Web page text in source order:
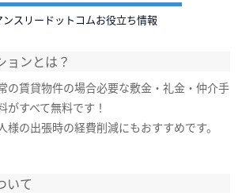
ンスリードットコムお役立ち情報
ョンとは？
の賃貸物件の場合必要な敷金・礼金・仲介手
がすべて無料です！
様の出張時の経費削減にもおすすめです。
いて